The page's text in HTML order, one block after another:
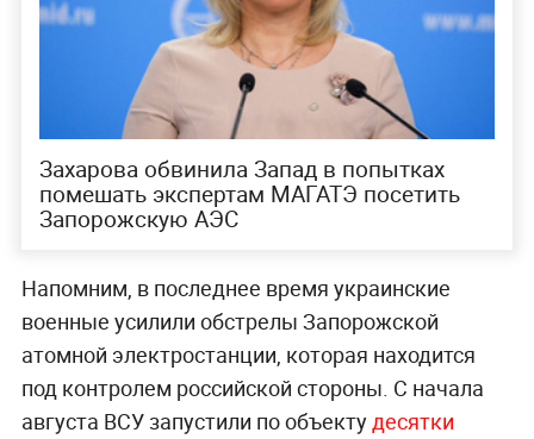
Захарова обвинила Запад в попытках
помешать экспертам МАГАТЭ посетить
Запорожскую АЭС
Напомним, в последнее время украинские
военные усилили обстрелы Запорожской
атомной электростанции, которая находится
под контролем российской стороны. С начала
августа ВСУ запустили по объектудесятки